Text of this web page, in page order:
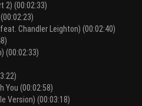
2) (00:02:33)
Chandler Leighton) (00:02:40)
(00:02:33)
You (00:02:58)
Version) (00:03:18)